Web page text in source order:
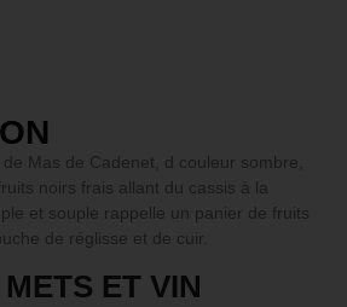
de Mas de Cadenet, d couleur sombre,
noirs frais allant du cassis à la
et souple rappelle un panier de fruits
de réglisse et de cuir.
ET VIN